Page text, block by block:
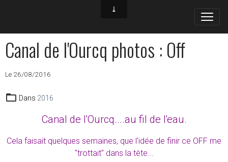
Canal de l'Ourcq photos : Off
Le 26/08/2016
Dans 2016
Canal de l'Ourcq....au fil de l'eau.
Cela faisait quelques semaines, que l'idée de finir ce OFF me
"trottait" dans la tète...